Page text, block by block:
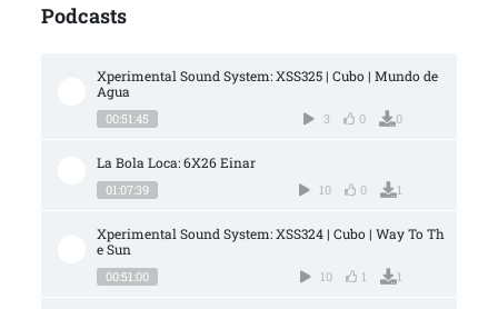
Podcasts
Xperimental Sound System: XSS325 | Cubo | Mundo de
Agua
00:51:45 3 0 0
La Bola Loca: 6X26 Einar
01:07:39 10 0 1
Xperimental Sound System: XSS324 | Cubo | Way To Th
e Sun
00:51:00 10 1 1